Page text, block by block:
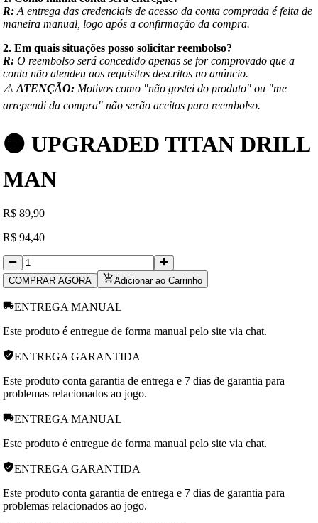
R: A entrega das credenciais de acesso da conta comprada é feita de
maneira manual, logo após a confirmação da compra.
2. Em quais situações posso solicitar reembolso?
R: O reembolso será concedido apenas se for comprovado que a
conta não atendeu aos requisitos descritos no anúncio.
⚠️ ATENÇÃO: Motivos como "não gostei do produto" ou "me
arrependi da compra" não serão aceitos para reembolso.
🟠 UPGRADED TITAN DRILL
MAN
R$ 89,90
R$ 94,40
COMPRAR AGORA Adicionar ao Carrinho
ENTREGA MANUAL
Este produto é entregue de forma manual pelo site via chat.
ENTREGA GARANTIDA
Este produto conta garantia de entrega e 7 dias de garantia para
problemas relacionados ao jogo.
ENTREGA MANUAL
Este produto é entregue de forma manual pelo site via chat.
ENTREGA GARANTIDA
Este produto conta garantia de entrega e 7 dias de garantia para
problemas relacionados ao jogo.